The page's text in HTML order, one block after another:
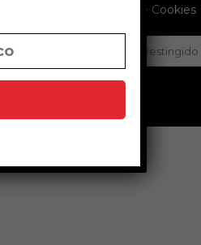
Política de Cookies